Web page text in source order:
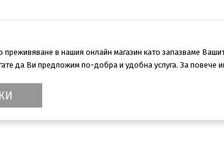
в нашия онлайн магазин като запазваме
да Ви предложим по-добра и удобна услуга. За повече